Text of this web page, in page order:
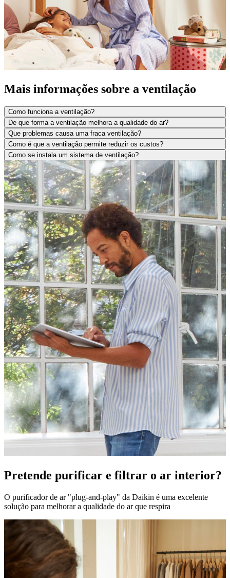
Mais informações sobre a ventilação
Como funciona a ventilação?
De que forma a ventilação melhora a qualidade do ar?
Que problemas causa uma fraca ventilação?
Como é que a ventilação permite reduzir os custos?
Como se instala um sistema de ventilação?
Pretende purificar e filtrar o ar interior?
O purificador de ar "plug-and-play" da Daikin é uma excelente
solução para melhorar a qualidade do ar que respira